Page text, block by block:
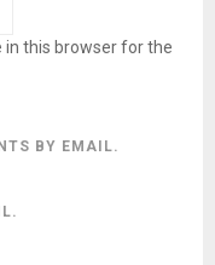
in this browser for the
BY EMAIL.